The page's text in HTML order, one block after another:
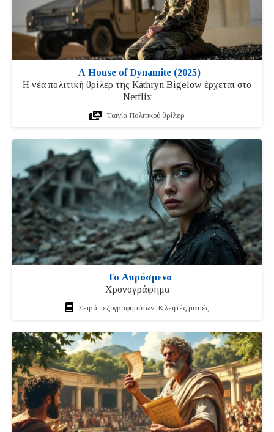
A House of Dynamite (2025)
Η νέα πολιτική θρίλερ της Kathryn Bigelow έρχεται στο
Netflix
Ταινία Πολιτικού θρίλερ
Το Απρόσμενο
Χρονογράφημα
Σειρά πεζογραφημάτων: Κλεφτές ματιές